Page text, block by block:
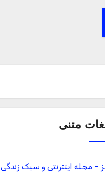
متنی
– مجله اینترنتی و سبک زندگی